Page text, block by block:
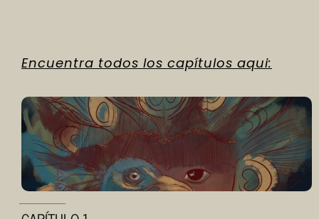
Encuentra todos los capítulos aqui: